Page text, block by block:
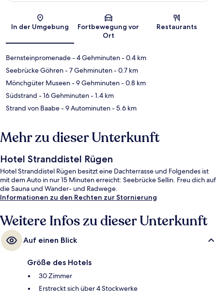
Karte
In der Umgebung
Fortbewegung vor
Ort
Restaurants
Bernsteinpromenade- 4 Gehminuten- 0.4 km
Seebrücke Göhren- 7 Gehminuten- 0.7 km
Mönchgüter Museen- 9 Gehminuten- 0.8 km
Südstrand - 16 Gehminuten- 1.4 km
Strand von Baabe- 9 Autominuten- 5.6 km
Mehr zu dieser Unterkunft
Hotel Stranddistel Rügen
Hotel Stranddistel Rügen besitzt eine Dachterrasse und Folgendes ist
mit dem Auto in nur 15 Minuten erreicht: Seebrücke Sellin. Freu dich auf
die Sauna und Wander- und Radwege.
Informationen zu den Rechten zur Stornierung
Weitere Infos zu dieser Unterkunft
Auf einen Blick
Größe des Hotels
30 Zimmer
Erstreckt sich über 4 Stockwerke